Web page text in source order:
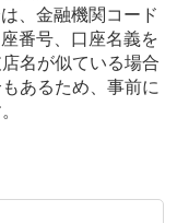
、金融機関コード
番号、口座名義を
名が似ている場合
あるため、事前に